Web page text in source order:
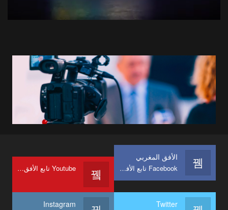
الأفق المغربي
Facebook تابع الأفق المغربي على Youtube تابع الأفق المغربي على
Twitter
Instagram